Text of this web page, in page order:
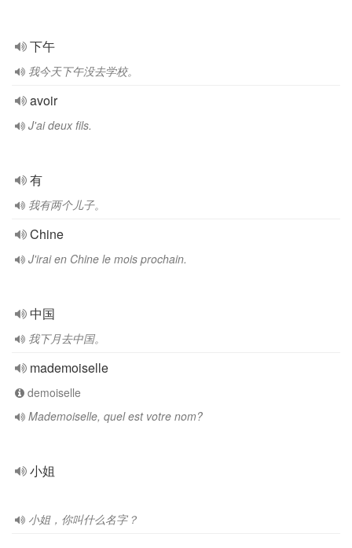
下午
我今天下午没去学校。
avoir
J'ai deux fils.
有
我有两个儿子。
Chine
J'irai en Chine le mois prochain.
中国
我下月去中国。
mademoiselle
demoiselle
Mademoiselle, quel est votre nom?
小姐
小姐，你叫什么名字？